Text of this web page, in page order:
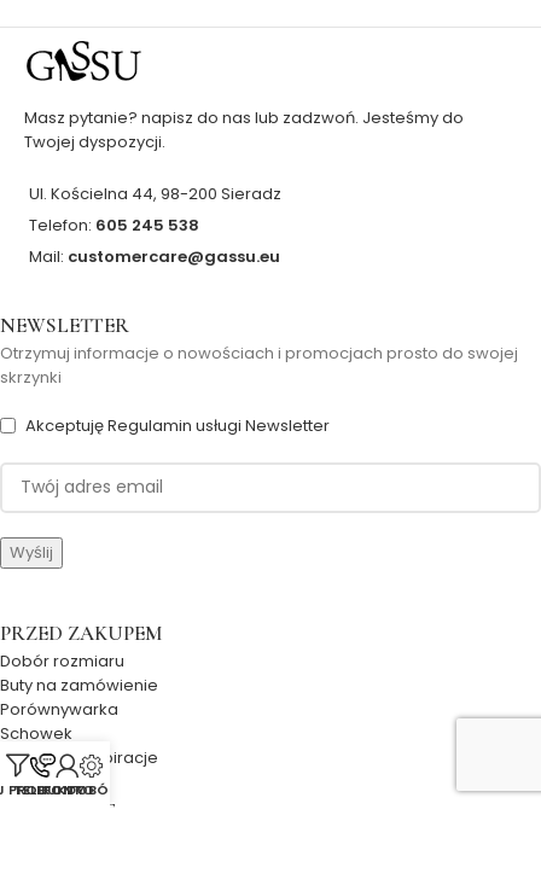
Masz pytanie? napisz do nas lub zadzwoń. Jesteśmy do
Twojej dyspozycji.
Ul. Kościelna 44, 98-200 Sieradz
Telefon: 605 245 538
Mail: customercare@gassu.eu
NEWSLETTER
Otrzymuj informacje o nowościach i promocjach prosto do swojej
skrzynki
Akceptuję Regulamin usługi Newsletter
PRZED ZAKUPEM
Dobór rozmiaru
Buty na zamówienie
Porównywarka
Schowek
Poradnik i inspiracje
PO ZAKUPIE
PRODUKTY
TELEFON
KONTO
DOBÓR